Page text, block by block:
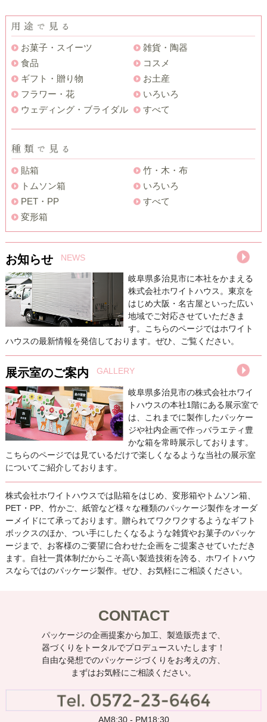
お菓子・スイーツ
食品
ギフト・贈り物
フラワー・花
ウェディング・ブライダル
雑貨・陶器
コスメ
お土産
いろいろ
すべて
貼箱
トムソン箱
PET・PP
変形箱
竹・木・布
いろいろ
すべて
お知らせ NEWS
岐阜県多治見市に本社をかまえる
株式会社ホワイトハウス。東京を
はじめ大阪・名古屋といった広い
地域でご対応させていただきま
す。こちらのページではホワイト
ハウスの最新情報を発信しております。ぜひ、ご覧ください。
展示室のご案内 GALLERY
岐阜県多治見市の株式会社ホワイ
トハウスの本社1階にある展示室で
は、これまでに製作したパッケー
ジや社内企画で作っバラエティ豊
かな箱を常時展示しております。
こちらのページでは見ているだけで楽しくなるような当社の展示室
についてご紹介しております。
株式会社ホワイトハウスでは貼箱をはじめ、変形箱やトムソン箱、
PET・PP、竹かご、紙管など様々な種類のパッケージ製作をオーダ
ーメイドにて承っております。贈られてワクワクするようなギフト
ボックスのほか、つい手にしたくなるような雑貨やお菓子のパッケ
ージまで、お客様のご要望に合わせた企画をご提案させていただき
ます。自社一貫体制だからこそ高い製造技術を誇る、ホワイトハウ
スならではのパッケージ製作。ぜひ、お気軽にご相談ください。
CONTACT
パッケージの企画提案から加工、製造販売まで、
器づくりをトータルでプロデュースいたします！
自由な発想でのパッケージづくりをお考えの方、
まずはお気軽にご相談ください。
AM8:30 - PM18:30